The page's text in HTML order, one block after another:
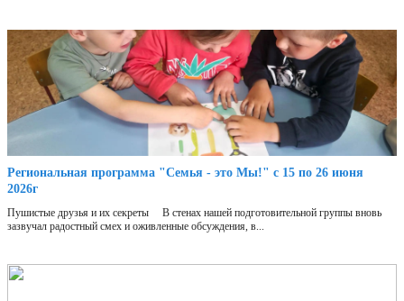
Региональная программа "Семья - это Мы!" с 15 по 26 июня
2026г
Пушистые друзья и их секреты В стенах нашей подготовительной группы вновь
зазвучал радостный смех и оживленные обсуждения, в...